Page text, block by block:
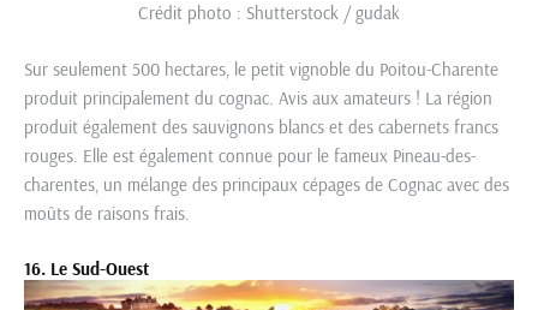
Crédit photo : Shutterstock / gudak
Sur seulement 500 hectares, le petit vignoble du Poitou-Charente
produit principalement du cognac. Avis aux amateurs ! La région
produit également des sauvignons blancs et des cabernets francs
rouges. Elle est également connue pour le fameux Pineau-des-
charentes, un mélange des principaux cépages de Cognac avec des
moûts de raisons frais.
16. Le Sud-Ouest